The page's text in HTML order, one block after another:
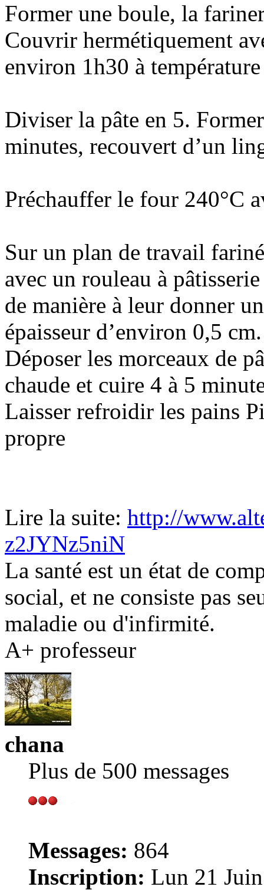
Former une boule, la
Couvrir hermétiquement
environ 1h30 à
Diviser la pâte en 5.
minutes, recouvert d’un
Préchauffer le four 240°C
Sur un plan de travail
avec un rouleau à
de manière à leur donner
épaisseur d’environ 0,5 cm.
Déposer les morceaux de
chaude et cuire 4 à 5
Laisser refroidir les pains
propre
Lire la suite: http://
z2JYNz5niN
La santé est un état de
social, et ne consiste pas
maladie ou d'infirmité.
A+ professeur
chana
Plus de 500 messages
Messages: 864
Inscription: Lun 21